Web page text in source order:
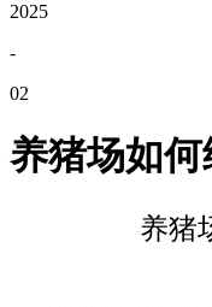
2025
-
02
养猪场如
养猪